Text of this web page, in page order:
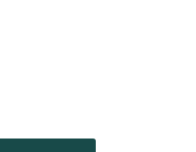
Campo Verde, no
entre qualidade